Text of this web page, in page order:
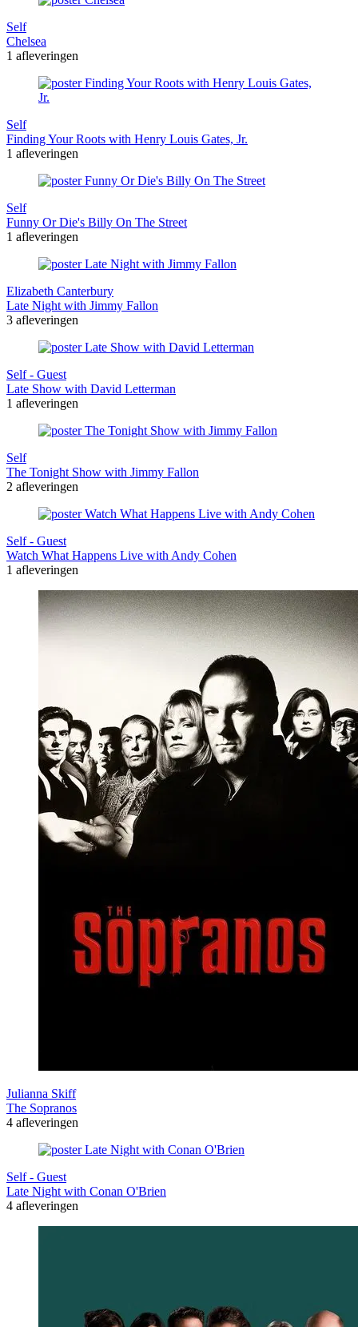
Self
Chelsea
1 afleveringen
Self
Finding Your Roots with Henry Louis Gates, Jr.
1 afleveringen
Self
Funny Or Die's Billy On The Street
1 afleveringen
Elizabeth Canterbury
Late Night with Jimmy Fallon
3 afleveringen
Self - Guest
Late Show with David Letterman
1 afleveringen
Self
The Tonight Show with Jimmy Fallon
2 afleveringen
Self - Guest
Watch What Happens Live with Andy Cohen
1 afleveringen
Julianna Skiff
The Sopranos
4 afleveringen
Self - Guest
Late Night with Conan O'Brien
4 afleveringen